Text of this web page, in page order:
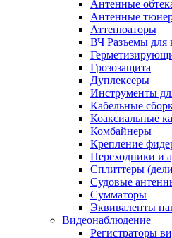
Антенные
Антенные
Аттенюаторы
ВЧ Разъемы для
Грозозащита
Дуплексеры
Инструменты
Кабельные
Коаксиальные
Комбайнеры
Крепление
Переходники и
Сплиттеры
Судовые
Сумматоры
Эквиваленты
Видеонаблюдение
Регистраторы